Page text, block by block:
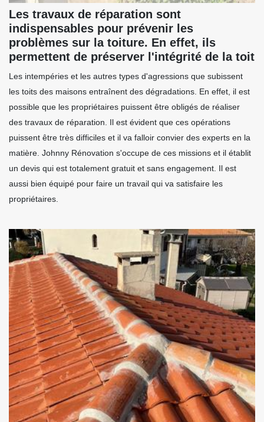
Les travaux de réparation sont
indispensables pour prévenir les
problèmes sur la toiture. En effet, ils
permettent de préserver l'intégrité de la toit
Les intempéries et les autres types d'agressions que subissent
les toits des maisons entraînent des dégradations. En effet, il est
possible que les propriétaires puissent être obligés de réaliser
des travaux de réparation. Il est évident que ces opérations
puissent être très difficiles et il va falloir convier des experts en la
matière. Johnny Rénovation s'occupe de ces missions et il établit
un devis qui est totalement gratuit et sans engagement. Il est
aussi bien équipé pour faire un travail qui va satisfaire les
propriétaires.